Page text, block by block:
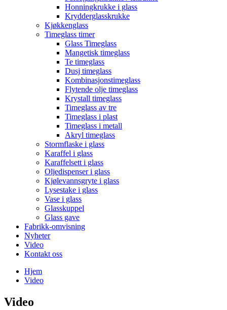
Honningkrukke i glass
Krydderglasskrukke
Kjøkkenglass
Timeglass timer
Glass Timeglass
Mangetisk timeglass
Te timeglass
Dusj timeglass
Kombinasjonstimeglass
Flytende olje timeglass
Krystall timeglass
Timeglass av tre
Timeglass i plast
Timeglass i metall
Akryl timeglass
Stormflaske i glass
Karaffel i glass
Karaffelsett i glass
Oljedispenser i glass
Kjølevannsgryte i glass
Lysestake i glass
Vase i glass
Glasskuppel
Glass gave
Fabrikk-omvisning
Nyheter
Video
Kontakt oss
Hjem
Video
Video